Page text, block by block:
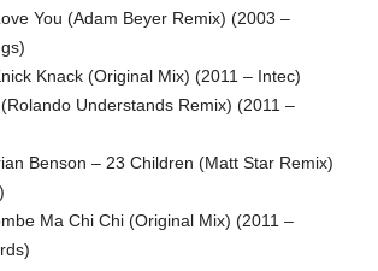
You (Adam Beyer Remix) (2003 –
Knack (Original Mix) (2011 – Intec)
Understands Remix) (2011 –
Benson – 23 Children (Matt Star Remix)
Ma Chi Chi (Original Mix) (2011 –